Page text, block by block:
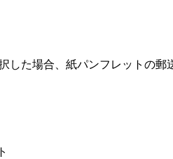
した場合、紙パンフレットの郵